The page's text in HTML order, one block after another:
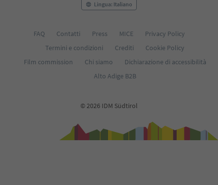
Lingua: Italiano
FAQ Contatti Press MICE
Privacy Policy
Termini e condizioni
Crediti
Cookie Policy
Film commission
Chi siamo
Dichiarazione di accessibilità
Alto Adige B2B
© 2026 IDM Südtirol